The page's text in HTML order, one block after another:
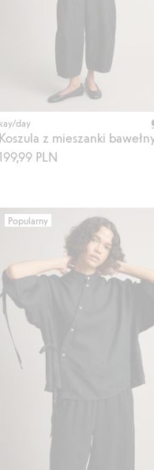
kay/day
Koszula z mieszanki
PLN
z popeliny
Popularny